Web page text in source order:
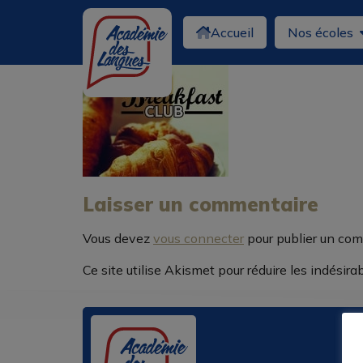
Accueil Nos écoles
Laisser un commentaire
Vous devez vous connecter pour publier un
Ce site utilise Akismet pour réduire les